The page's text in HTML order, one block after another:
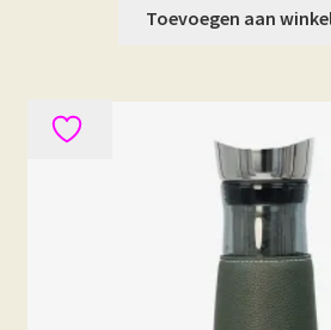
Toevoegen aan